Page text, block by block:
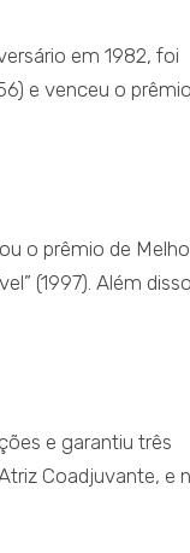
em 1982, foi
e venceu o
o prêmio de
(1997). Além
e garantiu três
Coadjuvante, e